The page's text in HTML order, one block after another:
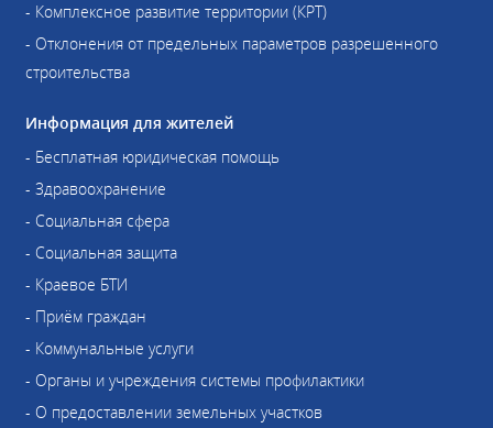
- Комплексное развитие территории (КРТ)
- Отклонения от предельных параметров разрешенного
строительства
Информация для жителей
- Бесплатная юридическая помощь
- Здравоохранение
- Социальная сфера
- Социальная защита
- Краевое БТИ
- Приём граждан
- Коммунальные услуги
- Органы и учреждения системы профилактики
- О предоставлении земельных участков